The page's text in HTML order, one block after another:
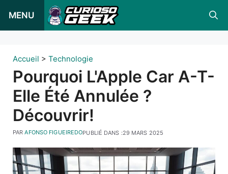
MENU
Accueil > Technologie
Pourquoi L'Apple Car A-T-
Elle Été Annulée ?
Découvrir!
PUBLIÉ DANS :29 MARS 2025
PARAFONSO FIGUEIREDO